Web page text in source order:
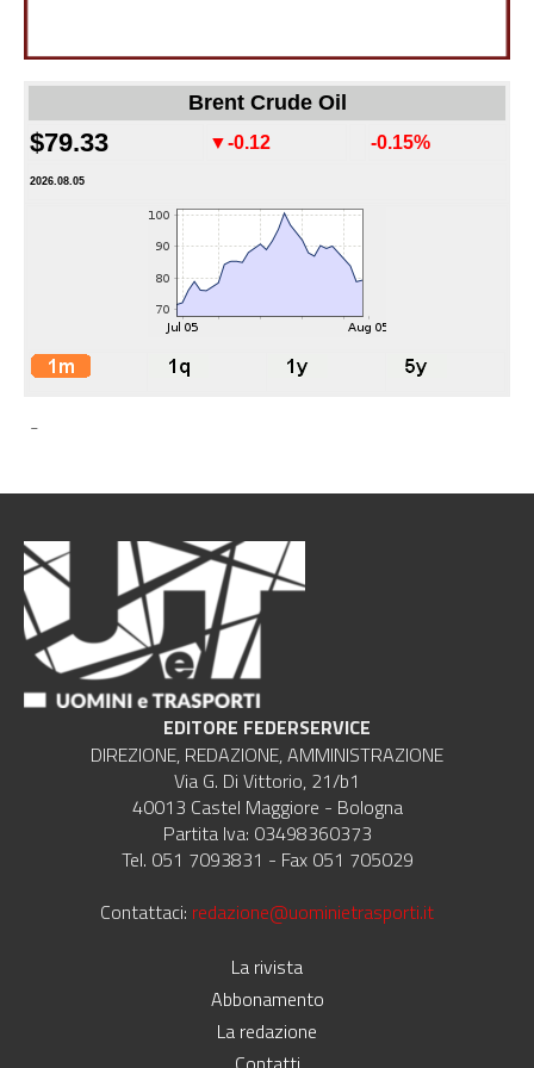
Brent Crude Oil
$79.33 ▼-0.12 -0.15%
2026.08.05
-
EDITORE FEDERSERVICE
DIREZIONE, REDAZIONE, AMMINISTRAZIONE
Via G. Di Vittorio, 21/b1
40013 Castel Maggiore - Bologna
Partita Iva: 03498360373
Tel. 051 7093831 - Fax 051 705029
Contattaci: redazione@uominietrasporti.it
La rivista
Abbonamento
La redazione